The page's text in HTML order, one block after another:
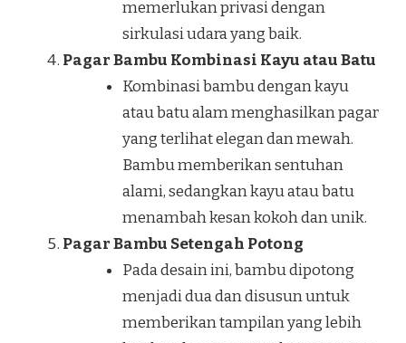
memerlukan privasi dengan
sirkulasi udara yang baik.
Pagar Bambu Kombinasi Kayu atau Batu
Kombinasi bambu dengan kayu
atau batu alam menghasilkan pagar
yang terlihat elegan dan mewah.
Bambu memberikan sentuhan
alami, sedangkan kayu atau batu
menambah kesan kokoh dan unik.
Pagar Bambu Setengah Potong
Pada desain ini, bambu dipotong
menjadi dua dan disusun untuk
memberikan tampilan yang lebih